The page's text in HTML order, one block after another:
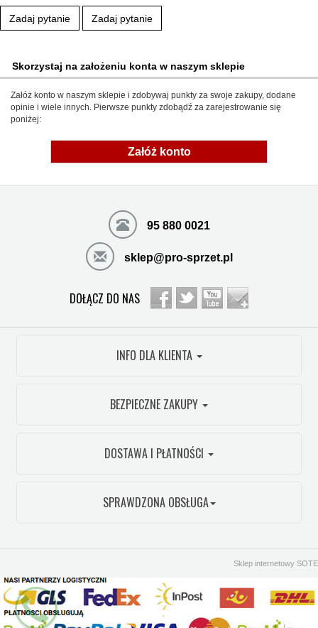
Zadaj pytanie Zadaj pytanie
Skorzystaj na założeniu konta w naszym sklepie
Załóż konto w naszym sklepie i zdobywaj punkty za swoje zakupy, dodane
opinie i wiele innych. Pierwsze punkty zdobądź za zarejestrowanie się
poniżej:
Załóż konto
95 880 0021
sklep@pro-sprzet.pl
DOŁĄCZ DO NAS
INFO DLA KLIENTA
BEZPIECZNE ZAKUPY
DOSTAWA I PŁATNOŚCI
SPRAWDZONA OBSŁUGA
Sklep internetowy SOTE